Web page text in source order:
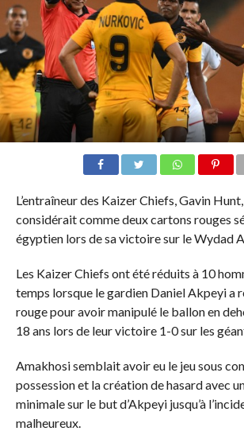
L’entraîneur des Kaizer Chiefs, Gavin
considérait comme deux cartons rouges
égyptien lors de sa victoire sur le Wydad
Les Kaizer Chiefs ont été réduits à 10
temps lorsque le gardien Daniel Akpeyi a
rouge pour avoir manipulé le ballon en
18 ans lors de leur victoire 1-0 sur les
Amakhosi semblait avoir eu le jeu sous
possession et la création de hasard avec
minimale sur le but d’Akpeyi jusqu’à
malheureux.